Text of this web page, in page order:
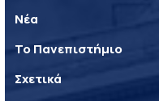
Νέα
Το Πανεπιστήμιο
Σχετικά